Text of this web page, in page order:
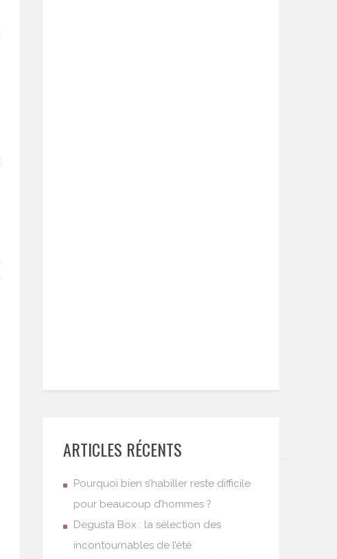
ARTICLES RÉCENTS
Pourquoi bien s’habiller reste difficile
pour beaucoup d’hommes ?
Degusta Box : la sélection des
incontournables de l’été